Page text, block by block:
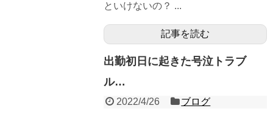
といけないの？ ...
記事を読む
出勤初日に起きた号泣トラブ
ル…
2022/4/26
ブログ